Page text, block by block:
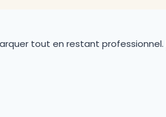
tout en restant professionnel.